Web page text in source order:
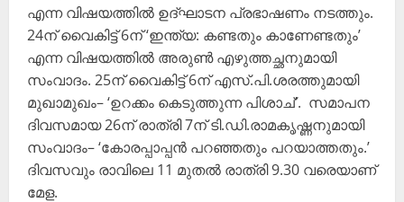
എന്ന വിഷയത്തിൽ ഉദ്ഘാടന പ്രഭാഷണം നടത്തും.
24ന് വൈകിട്ട് 6ന് ‘ഇന്ത്യ: കണ്ടതും കാണേണ്ടതും’
എന്ന വിഷയത്തിൽ അരുൺ എഴുത്തച്ഛനുമായി
സംവാദം. 25ന് വൈകിട്ട് 6ന് എസ്.പി.ശരത്തുമായി
മുഖാമുഖം– ‘ഉറക്കം കെടുത്തുന്ന പിശാച്’. സമാപന
ദിവസമായ 26ന് രാത്രി 7ന് ടി.ഡി.രാമകൃഷ്ണനുമായി
സംവാദം– ‘കോരപ്പാപ്പൻ പറഞ്ഞതും പറയാത്തതും.’
ദിവസവും രാവിലെ 11 മുതൽ രാത്രി 9.30 വരെയാണ്
മേള.